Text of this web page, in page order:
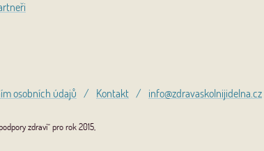
osobních údajů / Kontakt / info@zdravaskolnijidelna.cz
zdraví“ pro rok 2015,